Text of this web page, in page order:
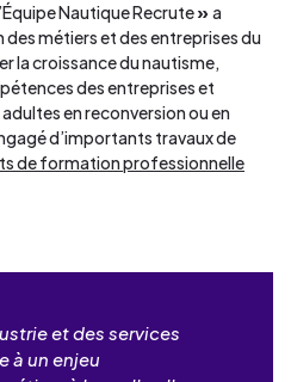
Nautique Recrute» a
métiers et des entreprises du
la croissance du nautisme,
des entreprises et
en reconversion ou en
d’importants travaux de
de formation professionnelle
et des services
à un enjeu